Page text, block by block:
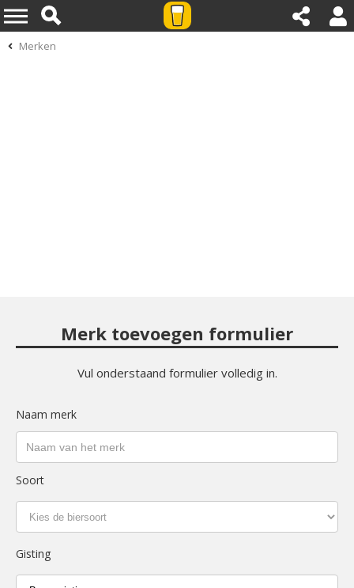
Merken
Merk toevoegen formulier
Vul onderstaand formulier volledig in.
Naam merk
Soort
Gisting